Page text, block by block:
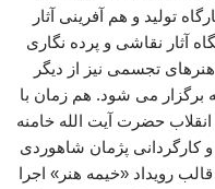
تولید و هم آفرینی آثار
آثار نقاشی و پرده نگاری
تجسمی نیز از دیگر
برگزار می شود. هم زمان با
حضرت آیت الله خامنه
کارگردانی پژمان شاهوردی
رویداد «خیمه هنر» اجرا